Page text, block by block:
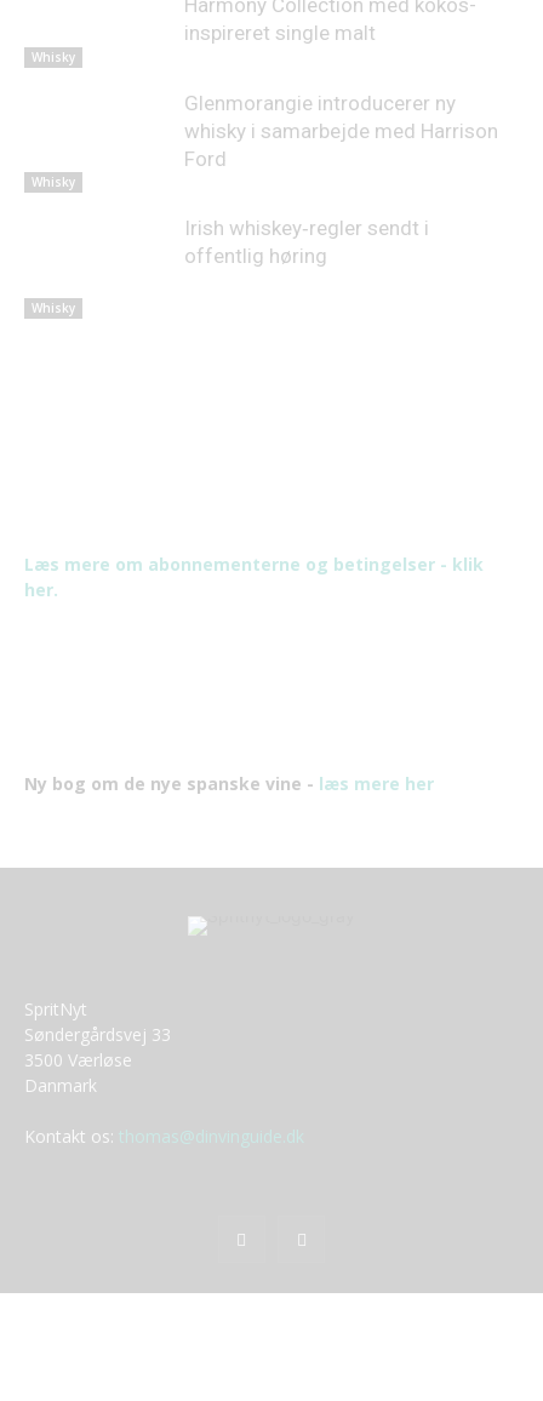
Whisky
Harmony Collection med kokos-
inspireret single malt
Whisky
Glenmorangie introducerer ny
whisky i samarbejde med Harrison
Ford
Whisky
Irish whiskey‑regler sendt i
offentlig høring
Læs mere om abonnementerne og betingelser - klik
her.
Ny bog om de nye spanske vine - læs mere her
SpritNyt
Søndergårdsvej 33
3500 Værløse
Danmark
Kontakt os: